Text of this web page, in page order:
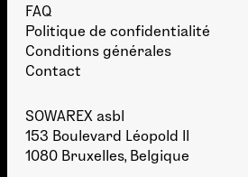
FAQ
Politique de confidentialité
Conditions générales
Contact
SOWAREX asbl
153 Boulevard Léopold II
1080 Bruxelles, Belgique